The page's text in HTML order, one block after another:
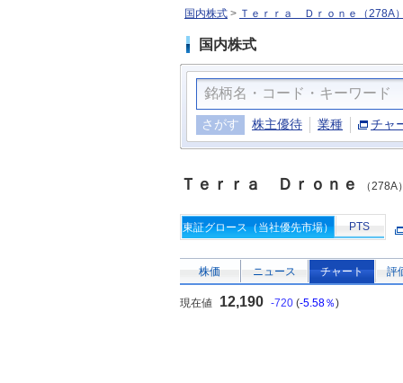
国内株式 > Ｔｅｒｒａ Ｄｒｏｎｅ（278A
国内株式
さがす 株主優待 業種 チャ
Ｔｅｒｒａ Ｄｒｏｎｅ （278A
東証グロース（当社優先市場） PTS
株価 ニュース チャート 評
現在値 12,190 -720 (-5.58％)